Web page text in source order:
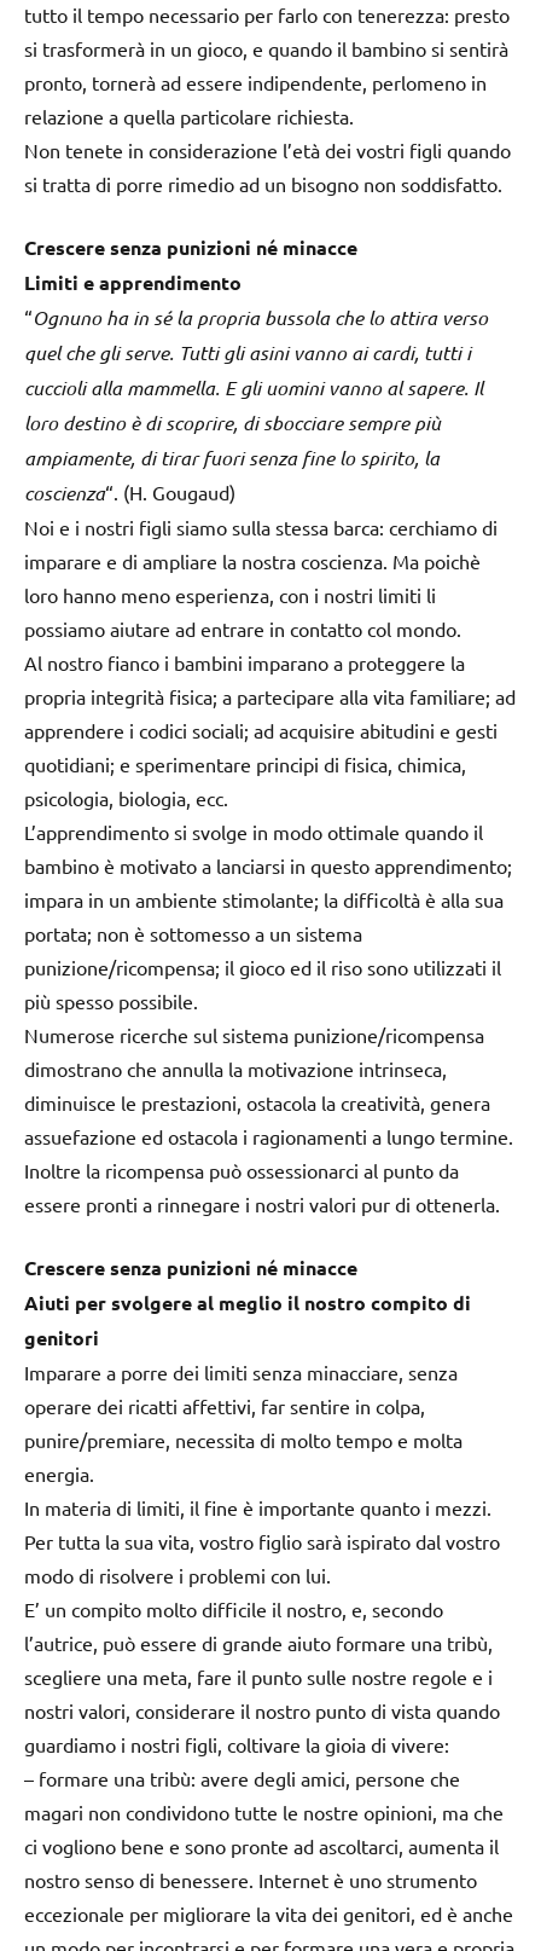
tutto il tempo necessario per farlo con tenerezza: presto
si trasformerà in un gioco, e quando il bambino si sentirà
pronto, tornerà ad essere indipendente, perlomeno in
relazione a quella particolare richiesta.
Non tenete in considerazione l’età dei vostri figli quando
si tratta di porre rimedio ad un bisogno non soddisfatto.
Crescere senza punizioni né minacce
Limiti e apprendimento
“Ognuno ha in sé la propria bussola che lo attira verso
quel che gli serve. Tutti gli asini vanno ai cardi, tutti i
cuccioli alla mammella. E gli uomini vanno al sapere. Il
loro destino è di scoprire, di sbocciare sempre più
ampiamente, di tirar fuori senza fine lo spirito, la
coscienza“. (H. Gougaud)
Noi e i nostri figli siamo sulla stessa barca: cerchiamo di
imparare e di ampliare la nostra coscienza. Ma poichè
loro hanno meno esperienza, con i nostri limiti li
possiamo aiutare ad entrare in contatto col mondo.
Al nostro fianco i bambini imparano a proteggere la
propria integrità fisica; a partecipare alla vita familiare; ad
apprendere i codici sociali; ad acquisire abitudini e gesti
quotidiani; e sperimentare principi di fisica, chimica,
psicologia, biologia, ecc.
L’apprendimento si svolge in modo ottimale quando il
bambino è motivato a lanciarsi in questo apprendimento;
impara in un ambiente stimolante; la difficoltà è alla sua
portata; non è sottomesso a un sistema
punizione/ricompensa; il gioco ed il riso sono utilizzati il
più spesso possibile.
Numerose ricerche sul sistema punizione/ricompensa
dimostrano che annulla la motivazione intrinseca,
diminuisce le prestazioni, ostacola la creatività, genera
assuefazione ed ostacola i ragionamenti a lungo termine.
Inoltre la ricompensa può ossessionarci al punto da
essere pronti a rinnegare i nostri valori pur di ottenerla.
Crescere senza punizioni né minacce
Aiuti per svolgere al meglio il nostro compito di
genitori
Imparare a porre dei limiti senza minacciare, senza
operare dei ricatti affettivi, far sentire in colpa,
punire/premiare, necessita di molto tempo e molta
energia.
In materia di limiti, il fine è importante quanto i mezzi.
Per tutta la sua vita, vostro figlio sarà ispirato dal vostro
modo di risolvere i problemi con lui.
E’ un compito molto difficile il nostro, e, secondo
l’autrice, può essere di grande aiuto formare una tribù,
scegliere una meta, fare il punto sulle nostre regole e i
nostri valori, considerare il nostro punto di vista quando
guardiamo i nostri figli, coltivare la gioia di vivere:
– formare una tribù: avere degli amici, persone che
magari non condividono tutte le nostre opinioni, ma che
ci vogliono bene e sono pronte ad ascoltarci, aumenta il
nostro senso di benessere. Internet è uno strumento
eccezionale per migliorare la vita dei genitori, ed è anche